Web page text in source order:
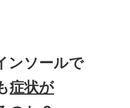
ンソールで
症状が